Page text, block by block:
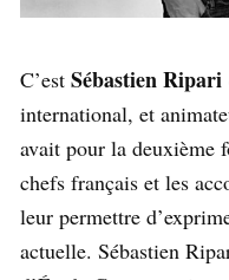
C’est Sébastien Ripari
international, et
avait pour la deuxième
chefs français et les
leur permettre
actuelle. Sébastien